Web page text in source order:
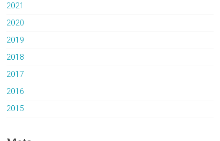
2021
2020
2019
2018
2017
2016
2015